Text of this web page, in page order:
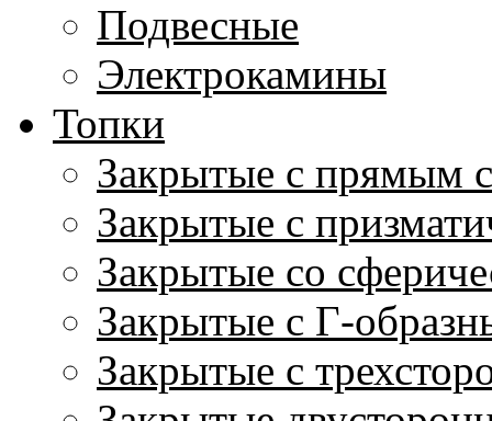
Подвесные
Электрокамины
Топки
Закрытые с прямым
Закрытые с
Закрытые со
Закрытые с Г-
Закрытые с